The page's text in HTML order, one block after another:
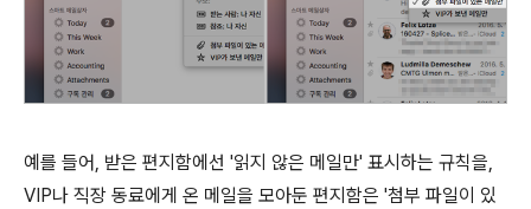
예를 들어, 받은 편지함에선 '읽지 않은 메일만' 표시하는 규칙을,
VIP나 직장 동료에게 온 메일을 모아둔 편지함은 '첨부 파일이 있